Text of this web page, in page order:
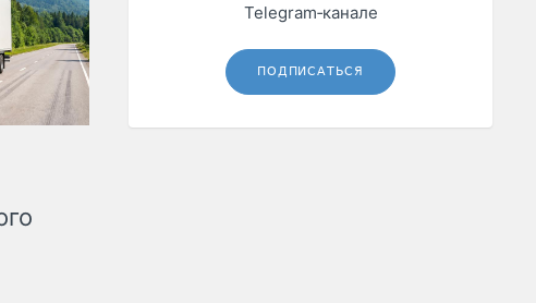
Telegram‑канале
ПОДПИСАТЬСЯ